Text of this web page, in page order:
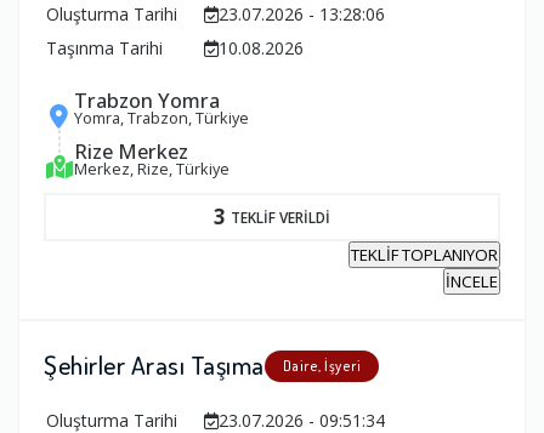
Oluşturma Tarihi
23.07.2026 - 13:28:06
Taşınma Tarihi
10.08.2026
Trabzon Yomra
Yomra, Trabzon, Türkiye
Rize Merkez
Merkez, Rize, Türkiye
3 TEKLİF VERİLDİ
TEKLİF TOPLANIYOR
İNCELE
Şehirler Arası Taşıma Daire, İşyeri
Oluşturma Tarihi
23.07.2026 - 09:51:34